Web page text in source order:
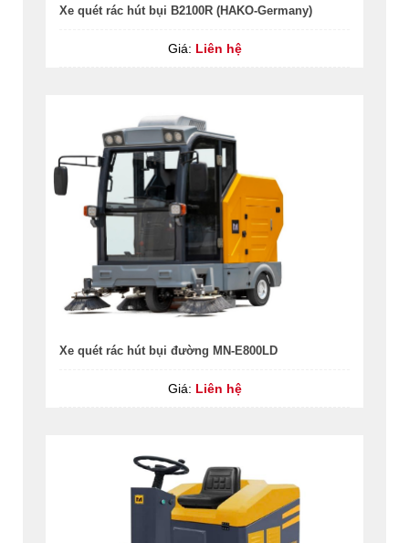
Xe quét rác hút bụi B2100R (HAKO-Germany)
Giá: Liên hệ
Xe quét rác hút bụi đường MN-E800LD
Giá: Liên hệ